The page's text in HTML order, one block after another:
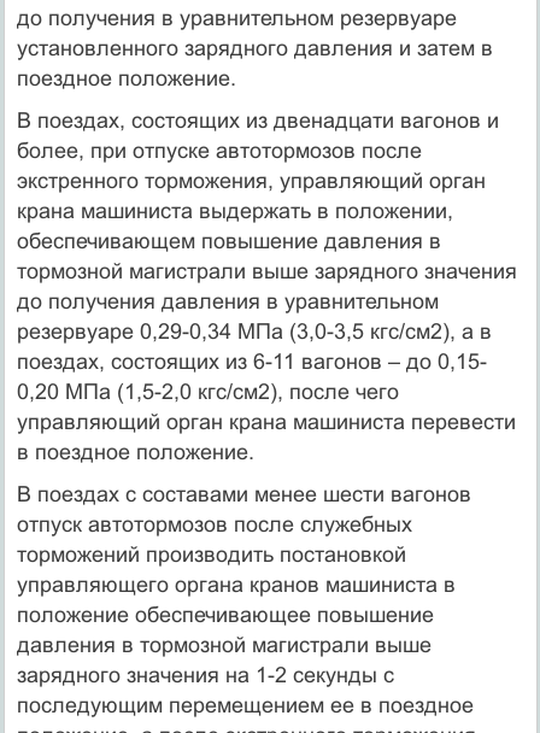
до получения в уравнительном резервуаре
установленного зарядного давления и затем в
поездное положение.
В поездах, состоящих из двенадцати вагонов и
более, при отпуске автотормозов после
экстренного торможения, управляющий орган
крана машиниста выдержать в положении,
обеспечивающем повышение давления в
тормозной магистрали выше зарядного значения
до получения давления в уравнительном
резервуаре 0,29-0,34 МПа (3,0-3,5 кгс/см2), а в
поездах, состоящих из 6-11 вагонов – до 0,15-
0,20 МПа (1,5-2,0 кгс/см2), после чего
управляющий орган крана машиниста перевести
в поездное положение.
В поездах с составами менее шести вагонов
отпуск автотормозов после служебных
торможений производить постановкой
управляющего органа кранов машиниста в
положение обеспечивающее повышение
давления в тормозной магистрали выше
зарядного значения на 1-2 секунды с
последующим перемещением ее в поездное